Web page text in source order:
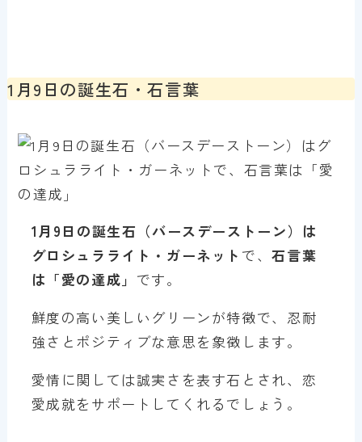
1月9日の誕生石・石言葉
1月9日の誕生石（バースデーストーン）は
グロシュラライト・ガーネット で、石言葉
は「愛の達成」 です。
鮮度の高い美しいグリーンが特徴で、忍耐
強さとポジティブな意思を象徴します。
愛情に関しては誠実さを表す石とされ、恋
愛成就をサポートしてくれるでしょう。